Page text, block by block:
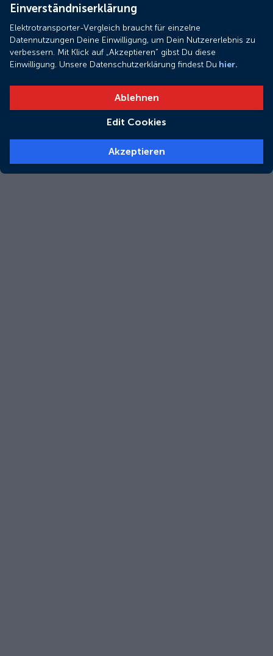
Einverständniserklärung
Elektrotransporter-Vergleich braucht für einzelne
Datennutzungen Deine Einwilligung, um Dein Nutzererlebnis zu
verbessern. Mit Klick auf „Akzeptieren“ gibst Du diese
Einwilligung. Unsere Datenschutzerklärung findest Du hier.
Ablehnen
Edit Cookies
Akzeptieren